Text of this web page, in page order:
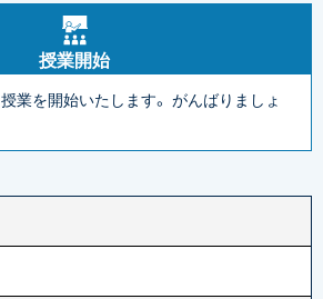
授業開始
授業を開始いたします。 がんばりましょ